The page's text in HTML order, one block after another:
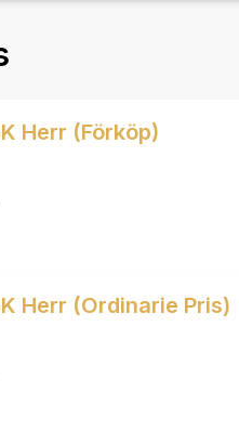
Herr (Förköp)
Herr (Ordinarie Pris)